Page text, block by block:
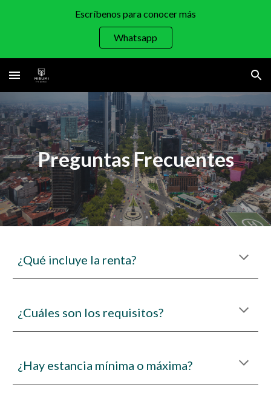
Escríbenos para conocer más
Whatsapp
Preguntas Frecuentes
¿Qué incluye la renta?
¿Cuáles son los requisitos?
¿Hay estancia mínima o máxima?